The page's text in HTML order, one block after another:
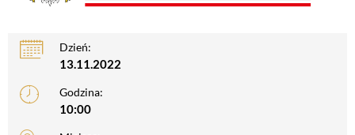
Dzień:
13.11.2022
Godzina:
10:00